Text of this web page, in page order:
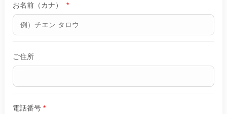
お名前（カナ） *
ご住所
電話番号 *